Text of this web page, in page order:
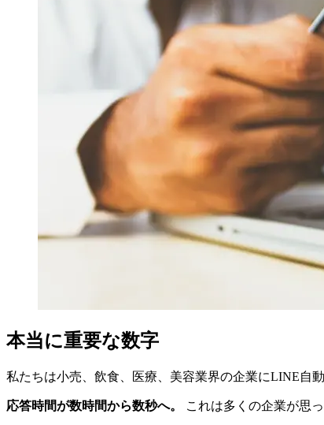
本当に重要な数字
私たちは小売、飲食、医療、美容業界の企業にLINE自
応答時間が数時間から数秒へ。 これは多くの企業が思